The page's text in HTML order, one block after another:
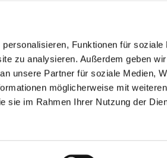
Funktionen für soziale
zu analysieren. Außerdem geben wir
unsere Partner für soziale Medien,
möglicherweise mit
sie im Rahmen Ihrer Nutzung der
zusammen mit Anbietern von
Sitzung
Sitzung
Sitzung